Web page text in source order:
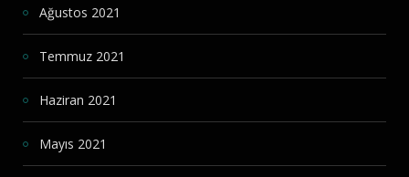
Ağustos 2021
Temmuz 2021
Haziran 2021
Mayıs 2021